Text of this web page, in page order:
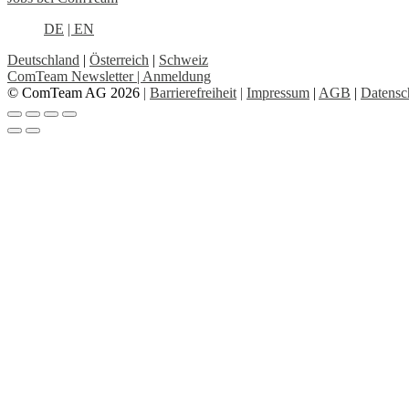
DE | EN
Deutschland | Österreich | Schweiz
ComTeam Newsletter | Anmeldung
© ComTeam AG 2026 | Barrierefreiheit | Impressum | AGB |